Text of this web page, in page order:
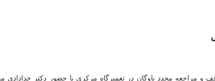
مجدد ناوگان در تعمیرگاه مرکزی با حضور دکتر خدادادی